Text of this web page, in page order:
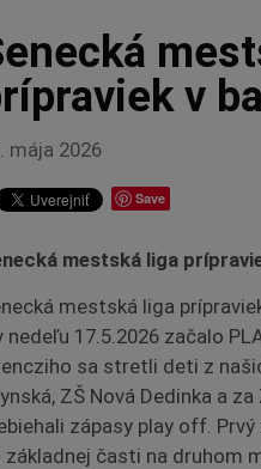
v
mája 2026
Save
mestská liga
mestská liga
nedeľu 17.5.2026 začalo
sa stretli deti z
ZŠ Nová Dedinka a
zápasy play off.
základnej časti na druhom